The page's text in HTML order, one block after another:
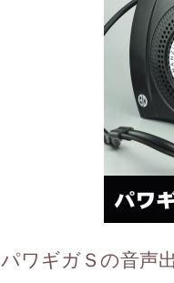
パワギガＳの音声